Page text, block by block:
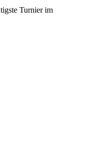
Turnier im